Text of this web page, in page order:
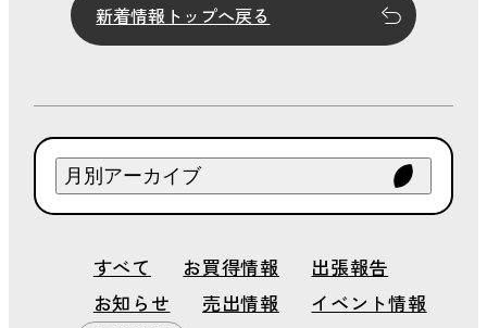
新着情報トップへ戻る
すべて お買得情報
出張報告
お知らせ
売出情報
イベント情報
月別アーカイブ
2026年 7月
2026年 6月